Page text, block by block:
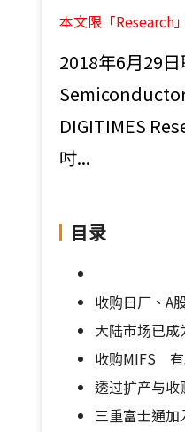
本文限「Research
2018年6月29
DIGITIMES
吋...
目录
收购日厂、A
大陆市场已
收购MIFS 有
透过扩产与
三重富士通